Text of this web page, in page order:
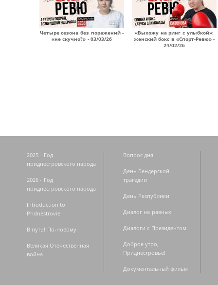
Четыре сезона без поражений -
«не скучно?» - 03/03/26
«Выхожу на ринг с улыбкой»:
женский бокс в «Спорт-Ревю» -
24/02/26
2025 - Год
приднестровского народа
2026 - Год
приднестровского народа
Introduction to
Pridnestrovie
В путь! По-новому
Великая Отечественная
война
Вопрос дня
День Бендерской
трагедии
День Республики
Диалог на равных
Диалоги с Президентом
Доброе утро,
Приднестровье!
Документальный фильм